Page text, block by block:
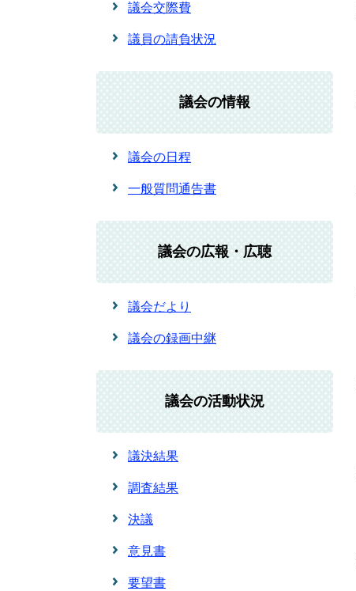
議会交際費
議員の請負状況
議会の情報
議会の日程
一般質問通告書
議会の広報・広聴
議会だより
議会の録画中継
議会の活動状況
議決結果
調査結果
決議
意見書
要望書